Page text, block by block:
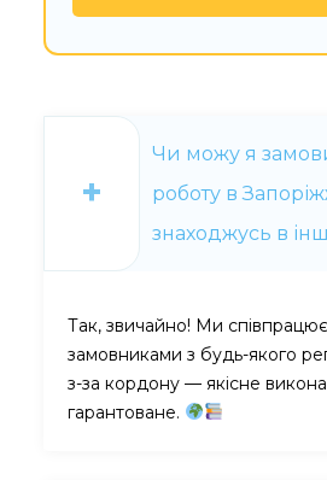
Чи можу я
роботу в
знаходжусь в
Так, звичайно! Ми
замовниками з будь-якого
з-за кордону — якісне
гарантоване.